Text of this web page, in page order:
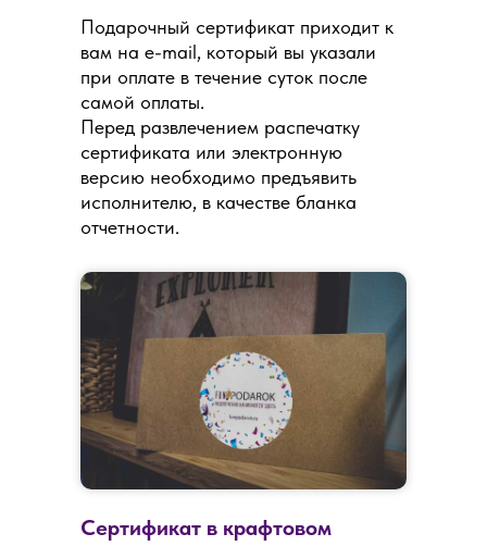
Подарочный сертификат приходит к
вам на e-mail, который вы указали
при оплате в течение суток после
самой оплаты.
Перед развлечением распечатку
сертификата или электронную
версию необходимо предъявить
исполнителю, в качестве бланка
отчетности.
Сертификат в крафтовом